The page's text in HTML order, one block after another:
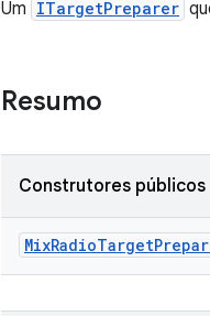
Um ITargetPreparer
Resumo
Construtores públicos
MixRadioTarget